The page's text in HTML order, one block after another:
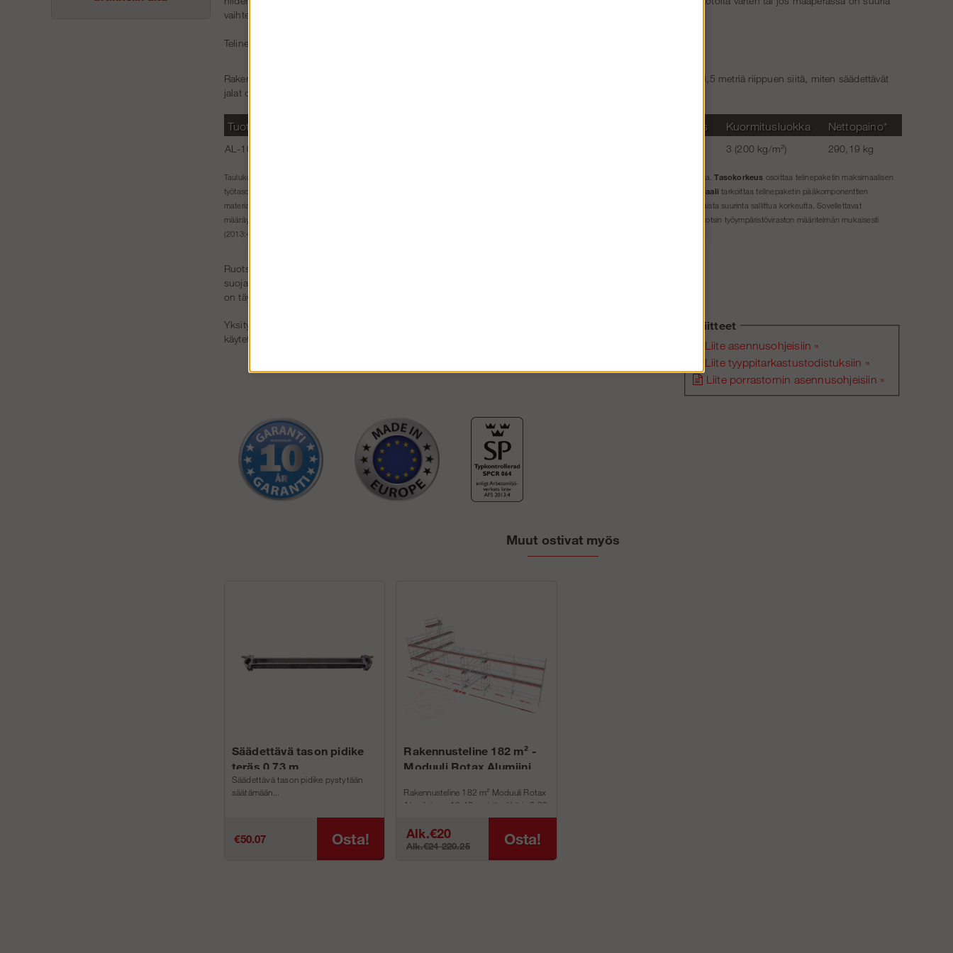
vaihteluita.
Telineet valmistetaan Euroopassa, mikä takaa korkeimman laadun ja 10 vuoden takuun.
Rakennusteline
, on 3,07 metriä pitkä sivusuunnassa ja sen tasokorkeus on 6,0 - 6,5 metriä riippuen siitä, miten säädettävät
jalat on asetettu. Näin työskentelykorkeus on 8,0-8,5 metriä suoritettavasta työstä riippuen.
Tuotenro Max korkeus Kuormitusluokka Nettopaino*
AL-100038-set 3 (200 kg/m²) 290,19 kg
Taulukon kuvaus: kuvaa peruspaketin painoa ilman lisävarusteita.Tasokorkeus osoittaa telinepaketin maksimaalisen
työtason korkeuden.
Materiaali tarkoittaa telinepaketin pääkomponenttien
materiaalia. Jotkin telinepaketin osat voivat olla valmistettu eri materiaalista.
tarkoittaa asennusohjeiden mukaista suurinta sallittua korkeutta. Sovellettavat
määräykset voivat rajoittaa todellista sallittua rakennuskorkeutta, ks. Ruotsin työympäristövirasto 2013:4.
ilmoitetaan Ruotsin työympäristöviraston määritelmän mukaisesti
(2013:4). Sallittu kuormitus on ohjeellinen arvo.
Ruotsin työympäristöviranomaisen vaatimusten (AFS 2013:4) mukaan telineitä on täydennettävä
suojakaiteilla ja kulkutikkailla, jotta niitä voidaan käyttää työskentelyalustana. Laajoissa töissä telineitä
on täydennettävä myös porrastornilla. Tämä on saatavilla yllä olevista vaihtoehdoista.
Yksityishenkilöiden käyttössä, telineen voi pystyttää ilman erityistä lupaa. Jos telineitä kuitenkin
käytetään työpaikalla, telineen pystyttäjän on oltava koulutettu telineasentaja.
Liitteet
Liite asennusohjeisiin »
Liite tyyppitarkastustodistuksiin »
Liite porrastornin asennusohjeisiin »
Muut ostivat myös
Säädettävä tason pidike
teräs 0,73 m
Säädettävä tason pidike pystytään
säätämään...
€50.07 Osta!
Rakennusteline 182 m² -
Moduuli Rotax Alumiini
Rakennusteline 182 m² Moduuli Rotax
Alumiinin on 18,42 metriä pitkä ja 9,92
Alk.€20
Alk.€24 220.25 Osta!